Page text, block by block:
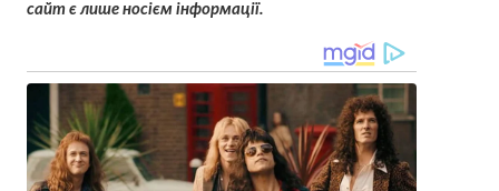
сайт є лише носієм інформації.